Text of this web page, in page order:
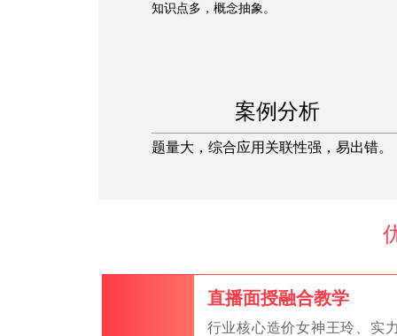
知识点多，概念抽象。
案例分析
题量大，综合应用关联性强，易出错。
直播面授融合教学
行业核心造价女神王玲、实